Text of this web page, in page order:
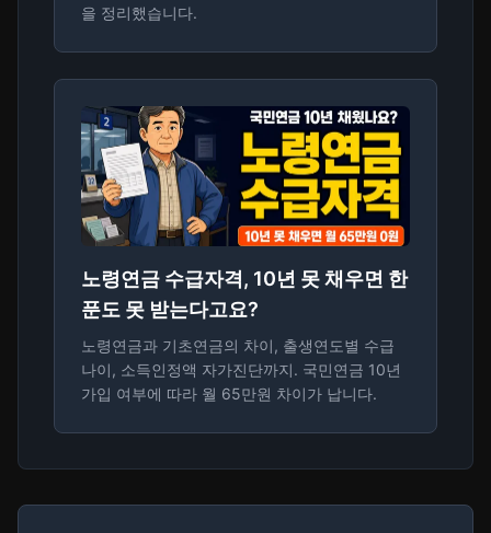
을 정리했습니다.
노령연금 수급자격, 10년 못 채우면 한
푼도 못 받는다고요?
노령연금과 기초연금의 차이, 출생연도별 수급
나이, 소득인정액 자가진단까지. 국민연금 10년
가입 여부에 따라 월 65만원 차이가 납니다.